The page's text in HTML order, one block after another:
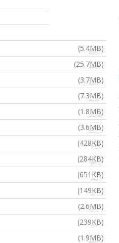
(5.4MB)
(25.7MB)
(3.7MB)
(7.3MB)
(1.8MB)
(3.6MB)
(428KB)
(284KB)
(651 KB)
(149KB)
(2.6MB)
(239KB)
(1.9MB)